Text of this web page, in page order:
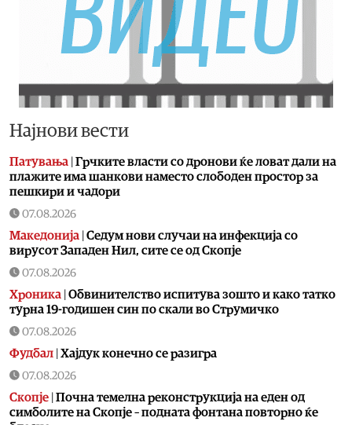
Најнови вести
Патувања Грчките власти со дронови ќе ловат дали на
плажите има шанкови наместо слободен простор за
пешкири и чадори
07.08.2026
Македонија Седум нови случаи на инфекција со
вирусот Западен Нил, сите се од Скопје
07.08.2026
Хроника Обвинителство испитува зошто и како татко
турна 19-годишен син по скали во Струмичко
07.08.2026
Фудбал Хајдук конечно се разигра
07.08.2026
Скопје Почна темелна реконструкција на еден од
симболите на Скопје – подната фонтана повторно ќе